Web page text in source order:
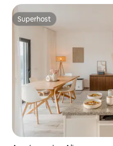
Superhost
Superhost